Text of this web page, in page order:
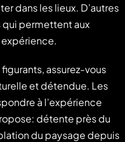
dans les lieux. D’autres
permettent aux
expérience.
assurez-vous
et détendue. Les
à l’expérience
détente près du
du paysage depuis